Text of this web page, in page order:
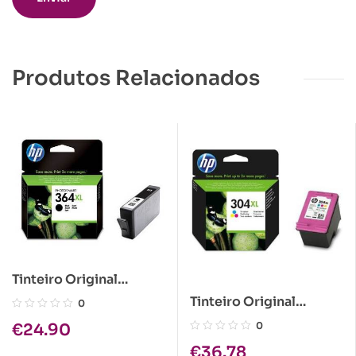
Produtos Relacionados
Tinteiro Original
HP364XL Preto
0
€24.90
Tinteiro Original
HP304XL Tricolor
0